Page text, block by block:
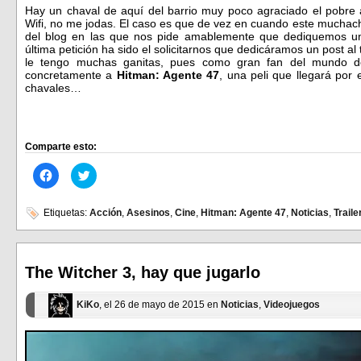
Hay un chaval de aquí del barrio muy poco agraciado el
Wifi, no me jodas. El caso es que de vez en cuando este
del blog en las que nos pide amablemente que dediquemos
última petición ha sido el solicitarnos que dedicáramos un post
le tengo muchas ganitas, pues como gran fan del mundo
concretamente a Hitman: Agente 47 , una peli que llegará
chavales…
Comparte esto:
Haz
clic
en
Facebook
(Se
abre
ventana
nueva)
Haz
clic
en
(Se
abre
ventana
nueva)
Etiquetas: Acción, Asesinos, Cine, Hitman: Agente 47, Noticias,
The Witcher 3, hay que jugarlo
KiKo, el 26 de mayo de 2015 en Noticias, Videojuegos